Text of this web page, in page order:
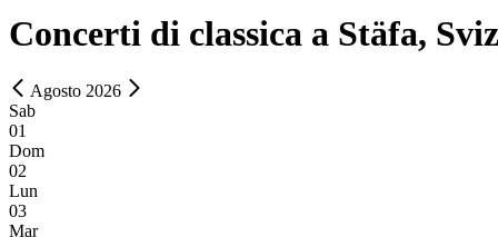
Concerti di classica a Stäfa,
Agosto 2026
Sab
01
Dom
02
Lun
03
Mar